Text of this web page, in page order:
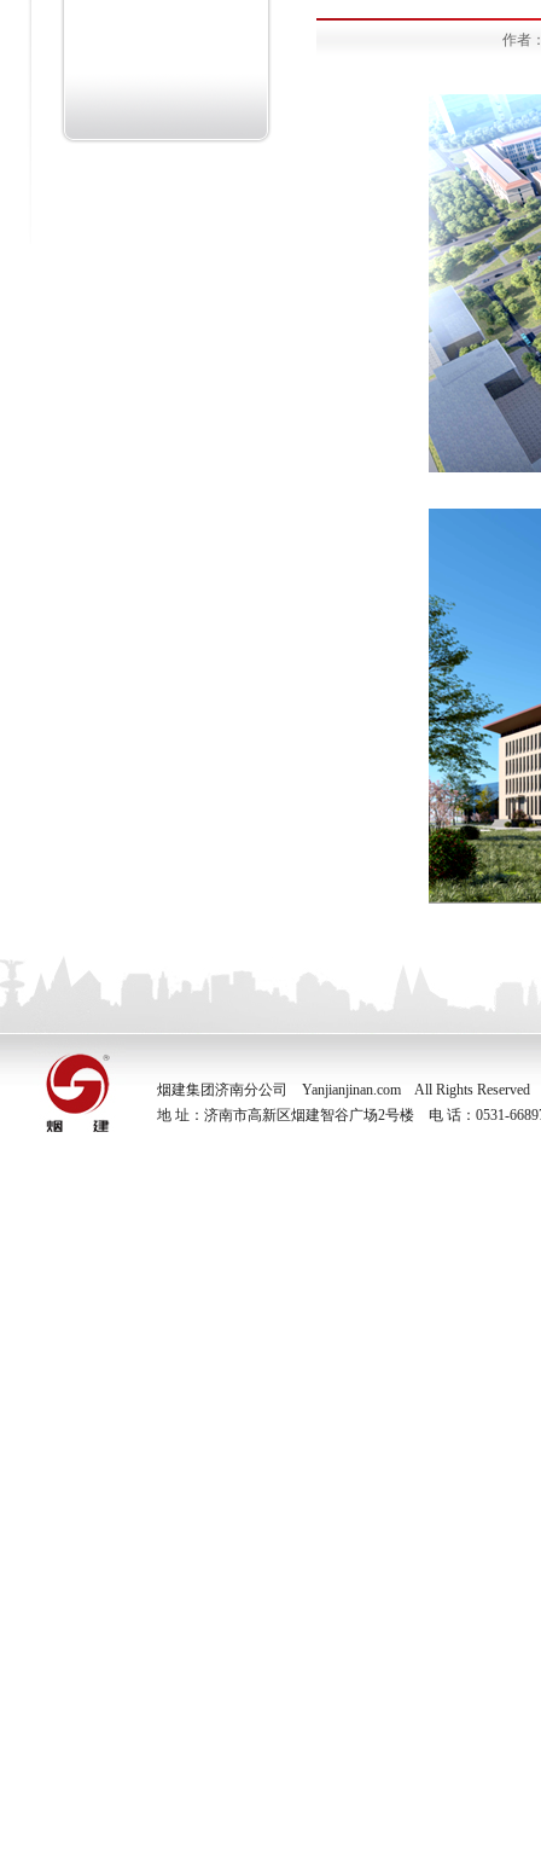
作者
烟建集团济南分公司 Yanjianjinan.com All Rights Reserved
地 址：济南市高新区烟建智谷广场2号楼 电 话：0531-